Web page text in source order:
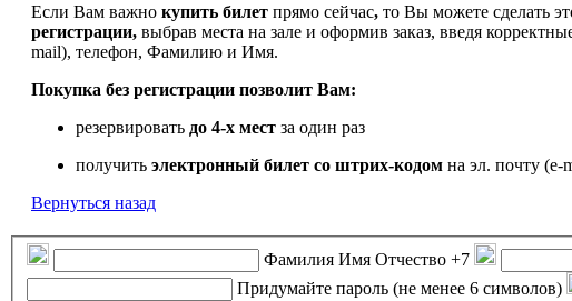
Если Вам важно купить билет прямо сейчас, то Вы можете сделать
регистрации, выбрав места на зале и оформив заказ, введя
mail), телефон, Фамилию и Имя.
Покупка без регистрации позволит Вам:
резервировать до 4-х мест за один раз
получить электронный билет со штрих-кодом на эл. почту (e-
Вернуться назад
Фамилия Имя Отчество +7
Придумайте пароль (не менее 6 символов)